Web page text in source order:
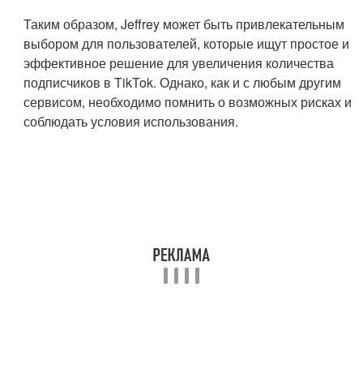
Таким образом, Jeffrey может быть привлекательным
выбором для пользователей, которые ищут простое и
эффективное решение для увеличения количества
подписчиков в TikTok. Однако, как и с любым другим
сервисом, необходимо помнить о возможных рисках и
соблюдать условия использования.